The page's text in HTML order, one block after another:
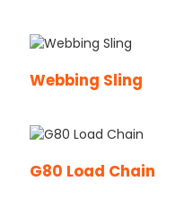
Webbing Sling
G80 Load Chain